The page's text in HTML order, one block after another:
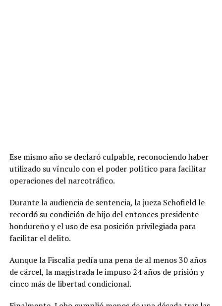
Ese mismo año se declaró culpable, reconociendo haber
utilizado su vínculo con el poder político para facilitar
operaciones del narcotráfico.
Durante la audiencia de sentencia, la jueza Schofield le
recordó su condición de hijo del entonces presidente
hondureño y el uso de esa posición privilegiada para
facilitar el delito.
Aunque la Fiscalía pedía una pena de al menos 30 años
de cárcel, la magistrada le impuso 24 años de prisión y
cinco más de libertad condicional.